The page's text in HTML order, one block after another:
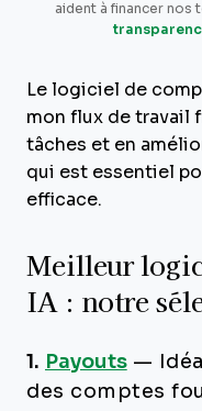
aident à financer nos
Le logiciel de
mon flux de travail
tâches et en
qui est essentiel
efficace.
Meilleur
IA : notre
1. Payouts —
des comptes